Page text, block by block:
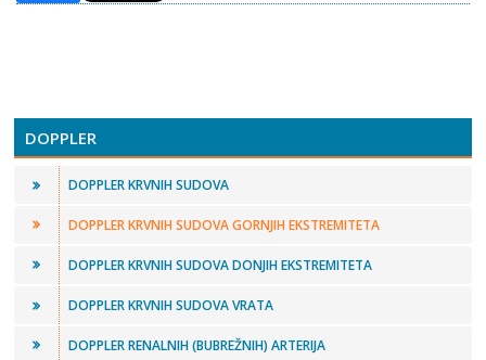
DOPPLER
DOPPLER KRVNIH SUDOVA
DOPPLER KRVNIH SUDOVA GORNJIH EKSTREMITETA
DOPPLER KRVNIH SUDOVA DONJIH EKSTREMITETA
DOPPLER KRVNIH SUDOVA VRATA
DOPPLER RENALNIH (BUBREŽNIH) ARTERIJA